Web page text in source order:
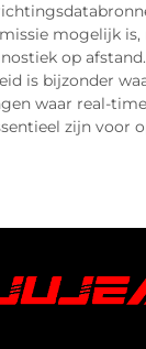
mogelijk is,
op
is bijzonder
waar real-
zijn voor